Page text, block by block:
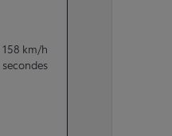
158 km/h
secondes